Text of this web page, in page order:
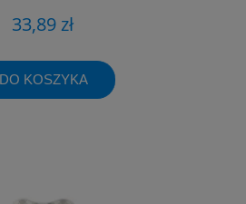
33,89 zł
DO KOSZYKA